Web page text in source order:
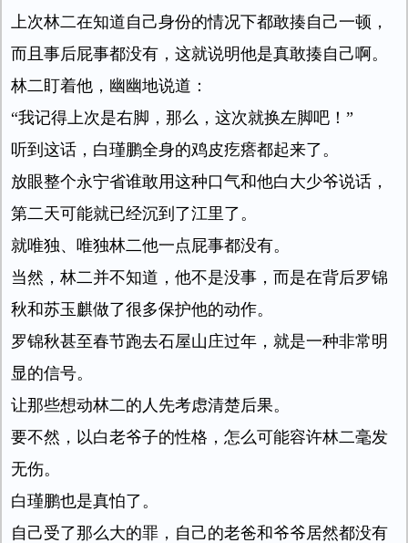
上次林二在知道自己身份的情况下都敢揍自己一顿，
而且事后屁事都没有，这就说明他是真敢揍自己啊。
林二盯着他，幽幽地说道：
“我记得上次是右脚，那么，这次就换左脚吧！”
听到这话，白瑾鹏全身的鸡皮疙瘩都起来了。
放眼整个永宁省谁敢用这种口气和他白大少爷说话，
第二天可能就已经沉到了江里了。
就唯独、唯独林二他一点屁事都没有。
当然，林二并不知道，他不是没事，而是在背后罗锦
秋和苏玉麒做了很多保护他的动作。
罗锦秋甚至春节跑去石屋山庄过年，就是一种非常明
显的信号。
让那些想动林二的人先考虑清楚后果。
要不然，以白老爷子的性格，怎么可能容许林二毫发
无伤。
白瑾鹏也是真怕了。
自己受了那么大的罪，自己的老爸和爷爷居然都没有